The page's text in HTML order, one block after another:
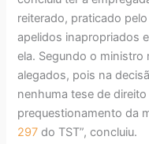
reiterado, praticado
apelidos inapropriados
ela. Segundo o
alegados, pois na
nenhuma tese de
prequestionamento da
297 do TST”, concluiu.